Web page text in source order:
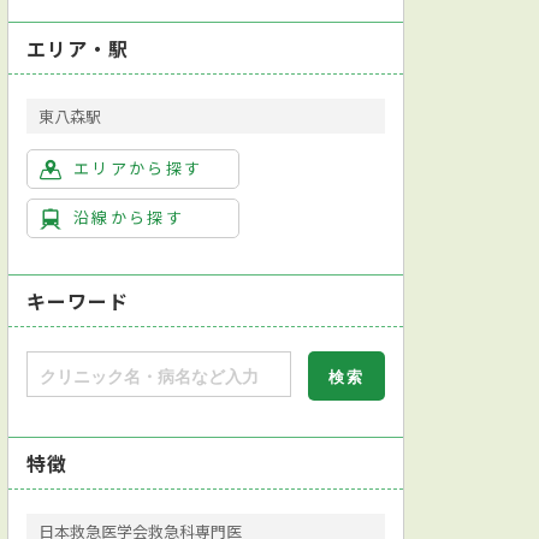
エリア・駅
東八森駅
エリアから探す
沿線から探す
キーワード
特徴
日本救急医学会救急科専門医